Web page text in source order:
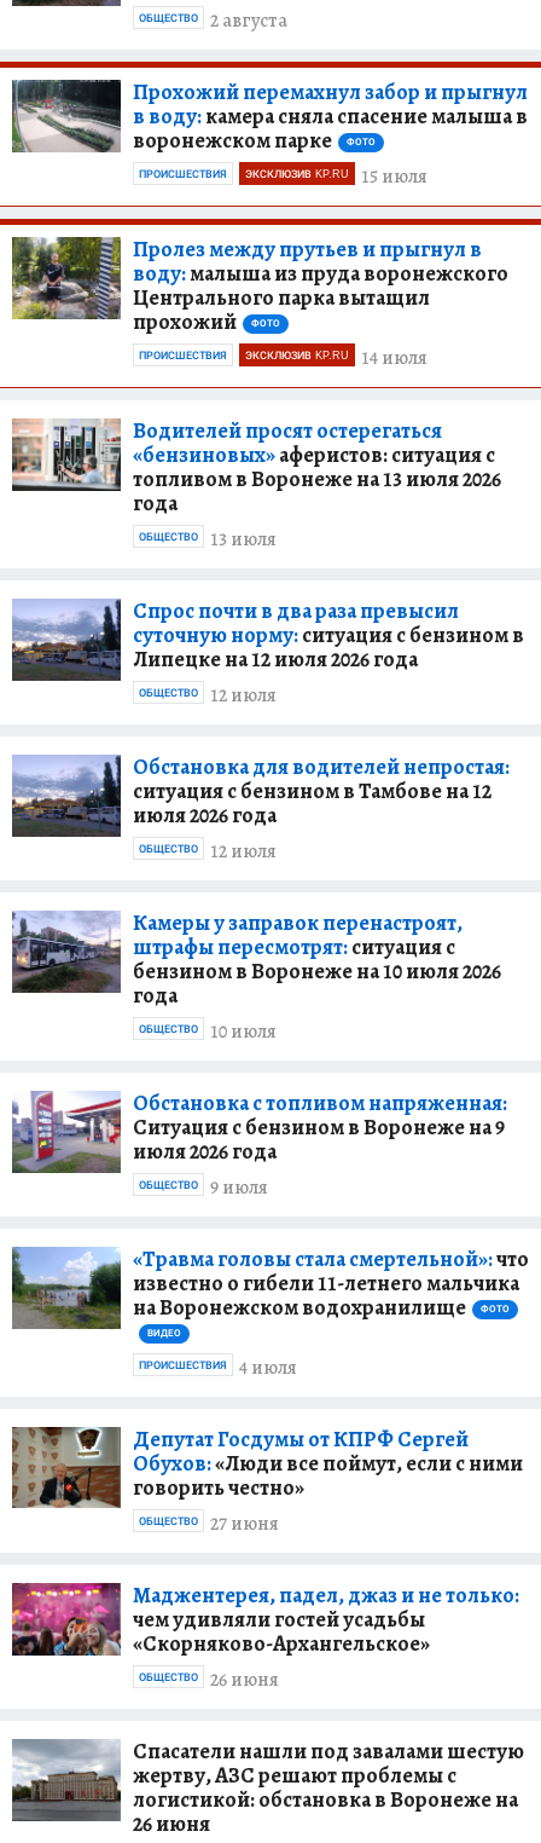
2 августа
ОБЩЕСТВО
Прохожий перемахнул забор и прыгнул
в воду:камера сняла спасение малыша в
воронежском парке
ФОТО
15 июля
ПРОИСШЕСТВИЯ ЭКСКЛЮЗИВ KP.RU
Пролез между прутьев и прыгнул в
воду:малыша из пруда воронежского
Центрального парка вытащил
прохожий
ФОТО
14 июля
ПРОИСШЕСТВИЯ ЭКСКЛЮЗИВ KP.RU
Водителей просят остерегаться
«бензиновых»аферистов: ситуация с
топливом в Воронеже на 13 июля 2026
года
13 июля
ОБЩЕСТВО
Спрос почти в два раза превысил
суточную норму:ситуация с бензином в
Липецке на 12 июля 2026 года
12 июля
ОБЩЕСТВО
Обстановка для водителей непростая:
ситуация с бензином в Тамбове на 12
июля 2026 года
12 июля
ОБЩЕСТВО
Камеры у заправок перенастроят,
штрафы пересмотрят:ситуация с
бензином в Воронеже на 10 июля 2026
года
10 июля
ОБЩЕСТВО
Обстановка с топливом напряженная:
Ситуация с бензином в Воронеже на 9
июля 2026 года
9 июля
ОБЩЕСТВО
«Травма головы стала смертельной»:что
известно о гибели 11-летнего мальчика
на Воронежском водохранилище
ФОТО
ВИДЕО
4 июля
ПРОИСШЕСТВИЯ
Депутат Госдумы от КПРФ Сергей
Обухов:«Люди все поймут, если с ними
говорить честно»
27 июня
ОБЩЕСТВО
Маджентерея, падел, джаз и не только:
чем удивляли гостей усадьбы
«Скорняково-Архангельское»
26 июня
ОБЩЕСТВО
Спасатели нашли под завалами шестую
жертву, АЗС решают проблемы с
логистикой: обстановка в Воронеже на
26 июня